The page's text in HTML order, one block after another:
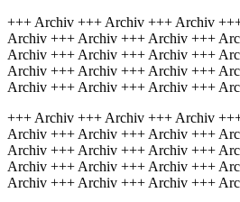
+++ Archiv +++ Archiv +++ Archiv
Archiv +++ Archiv +++ Archiv +++
Archiv +++ Archiv +++ Archiv +++
Archiv +++ Archiv +++ Archiv +++
Archiv +++ Archiv +++ Archiv +++
+++ Archiv +++ Archiv +++ Archiv
Archiv +++ Archiv +++ Archiv +++
Archiv +++ Archiv +++ Archiv +++
Archiv +++ Archiv +++ Archiv +++
Archiv +++ Archiv +++ Archiv +++